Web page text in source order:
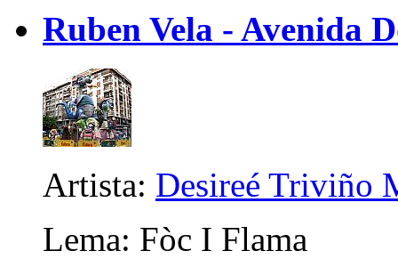
Ruben Vela - Avenida
Artista: Desireé Triviño
Lema: Fòc I Flama